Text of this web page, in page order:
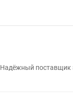
Надёжный поставщик